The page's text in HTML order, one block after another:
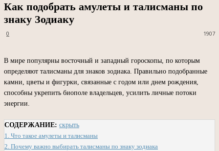
Как подобрать амулеты и талисманы по
знаку Зодиаку
1907
0
В мире популярны восточный и западный гороскопы, по которым
определяют талисманы для знаков зодиака. Правильно подобранные
камни, цветы и фигурки, связанные с годом или днем рождения,
способны укрепить биополе владельцев, усилить личные потоки
энергии.
СОДЕРЖАНИЕ: скрыть
1. Что такое амулеты и талисманы
2. Почему важно выбирать талисманы по знаку зодиака